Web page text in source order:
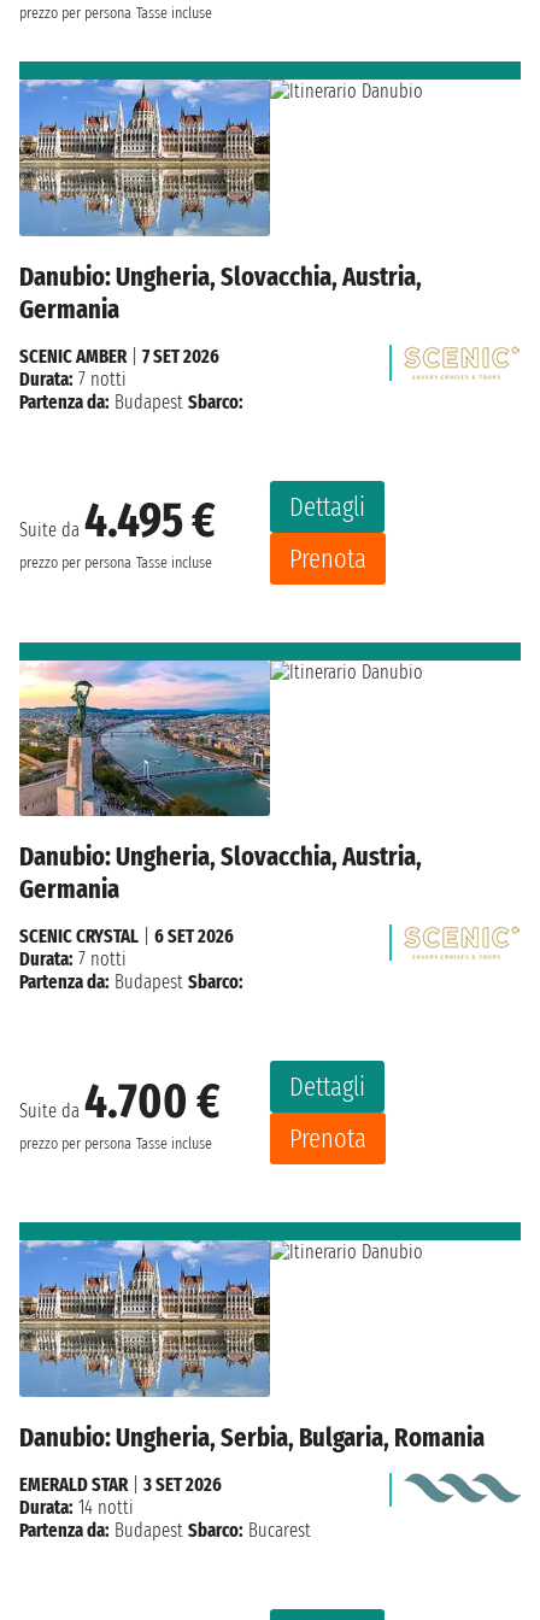
prezzo per persona Tasse incluse
Danubio: Ungheria, Slovacchia, Austria,
Germania
Suite da 4.495 €
prezzo per persona Tasse incluse
Dettagli
Prenota
SCENIC AMBER
7 SET 2026
Durata: 7 notti
Partenza da: Budapest Sbarco:
Danubio: Ungheria, Slovacchia, Austria,
Germania
Suite da 4.700 €
prezzo per persona Tasse incluse
Dettagli
Prenota
SCENIC CRYSTAL
6 SET 2026
Durata: 7 notti
Partenza da: Budapest Sbarco:
Danubio: Ungheria, Serbia, Bulgaria, Romania
EMERALD STAR
3 SET 2026
Durata: 14 notti
Partenza da: Budapest Sbarco: Bucarest